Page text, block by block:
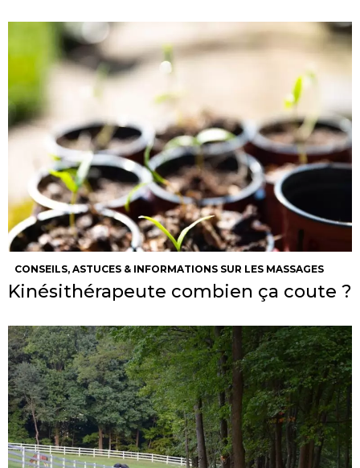
CONSEILS, ASTUCES & INFORMATIONS SUR LES MASSAGES
Kinésithérapeute combien ça coute ?